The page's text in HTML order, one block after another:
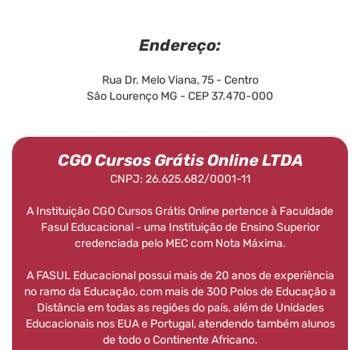
Endereço:
Rua Dr. Melo Viana, 75 - Centro
São Lourenço MG - CEP 37.470-000
CGO Cursos Grátis Online LTDA
CNPJ: 26.625.682/0001-11
A Instituição CGO Cursos Grátis Online pertence à Faculdade
Fasul Educacional - uma Instituição de Ensino Superior
credenciada pelo MEC com Nota Máxima.
A FASUL Educacional possui mais de 20 anos de experiência
no ramo da Educação, com mais de 300 Polos de Educação a
Distância em todas as regiões do país, além de Unidades
Educacionais nos EUA e Portugal, atendendo também alunos
de todo o Continente Africano.